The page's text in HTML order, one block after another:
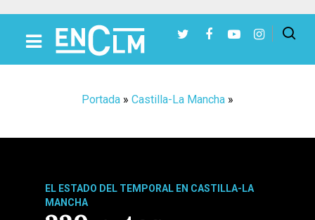
Portada » Castilla-La Mancha »
EL ESTADO DEL TEMPORAL EN CASTILLA-LA
MANCHA